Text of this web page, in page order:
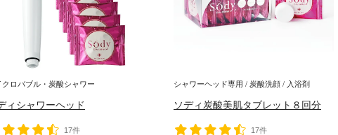
クロバブル・炭酸シャワー
ィシャワーヘッド
17件
シャワーヘッド専用 / 炭酸洗顔 / 入浴剤
ソディ炭酸美肌タブレット８回分
17件